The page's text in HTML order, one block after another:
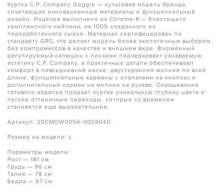
Куртка C.P. Company Goggle — культовая модель бренда,
сочетающая инновационные материалы и функциональный
дизайн. Изделие выполнено из Chrome-R — блестящего
комплексного нейлона, на 100% созданного из
переработанного сырья. Материал сертифицирован по
стандарту GRS, что делает модель более экологичным выбором
без компромиссов в качестве и внешнем виде. Фирменный
регулируемый капюшон с линзами подчеркивает узнаваемую
эстетику C.P. Company, а практичные детали обеспечивают
комфорт в повседневной носке: двусторонняя молния по всей
длине, функциональные карманы с клапанами на кнопках и
дополнительный карман на молнии на рукаве. Окрашивание
готового изделия придает куртке уникальную глубину цвета и
легкие оттеночные переходы, которые со временем
становятся еще выразительнее.
Артикул: 20CMOW005A-005904D
Размер на модели: L
Параметры модели:
Рост — 181 см
Грудь — 96 см
Талия — 78 см
Бедра — 97 см